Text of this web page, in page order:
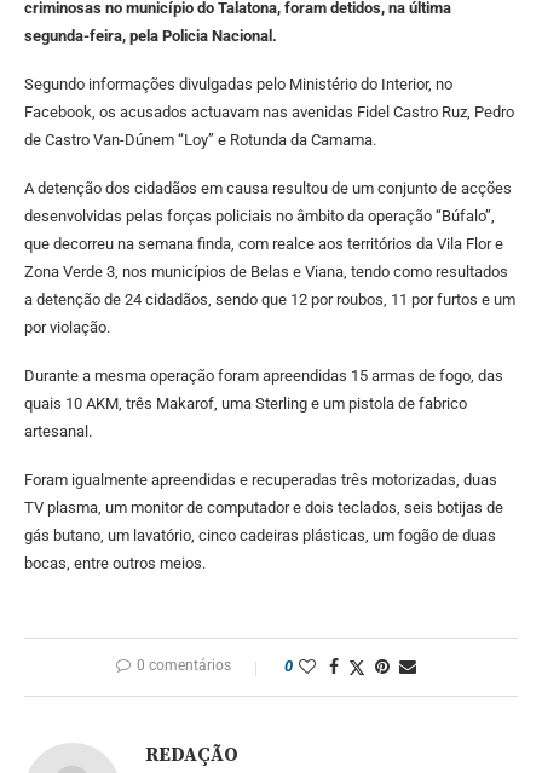
criminosas no município do Talatona, foram detidos, na última
segunda-feira, pela Policia Nacional.
Segundo informações divulgadas pelo Ministério do Interior, no
Facebook, os acusados actuavam nas avenidas Fidel Castro Ruz, Pedro
de Castro Van-Dúnem “Loy” e Rotunda da Camama.
A detenção dos cidadãos em causa resultou de um conjunto de acções
desenvolvidas pelas forças policiais no âmbito da operação “Búfalo”,
que decorreu na semana finda, com realce aos territórios da Vila Flor e
Zona Verde 3, nos municípios de Belas e Viana, tendo como resultados
a detenção de 24 cidadãos, sendo que 12 por roubos, 11 por furtos e um
por violação.
Durante a mesma operação foram apreendidas 15 armas de fogo, das
quais 10 AKM, três Makarof, uma Sterling e um pistola de fabrico
artesanal.
Foram igualmente apreendidas e recuperadas três motorizadas, duas
TV plasma, um monitor de computador e dois teclados, seis botijas de
gás butano, um lavatório, cinco cadeiras plásticas, um fogão de duas
bocas, entre outros meios.
0 comentários 0
REDAÇÃO